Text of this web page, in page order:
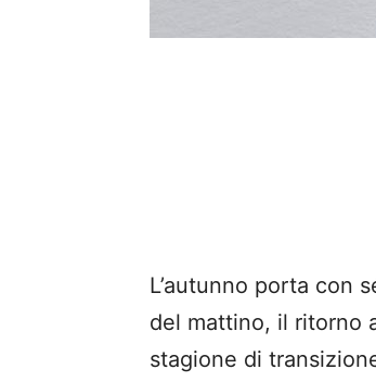
L’autunno porta con
del mattino, il ritorno
stagione di